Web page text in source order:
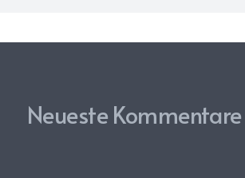
Neueste Kommentare